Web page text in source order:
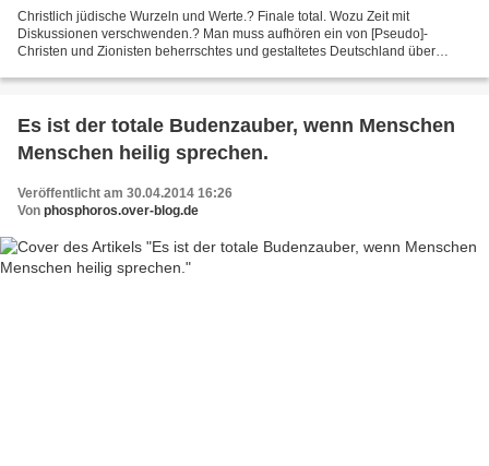
Christlich jüdische Wurzeln und Werte.? Finale total. Wozu Zeit mit
Diskussionen verschwenden.? Man muss aufhören ein von [Pseudo]-
Christen und Zionisten beherrschtes und gestaltetes Deutschland über
Es ist der totale Budenzauber, wenn Menschen
Menschen heilig sprechen.
Veröffentlicht am 30.04.2014 16:26
Von phosphoros.over-blog.de